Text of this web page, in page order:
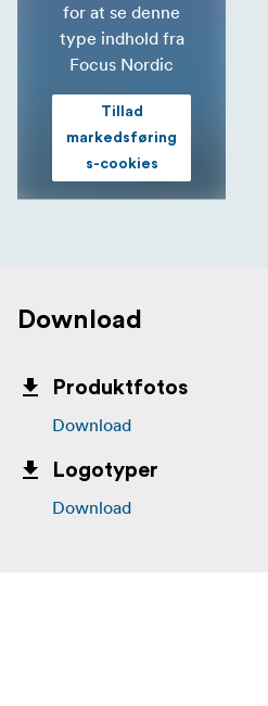
for at se denne
type indhold fra
Focus Nordic
Tillad
markedsføring
s-cookies
Download
Produktfotos
Download
Logotyper
Download